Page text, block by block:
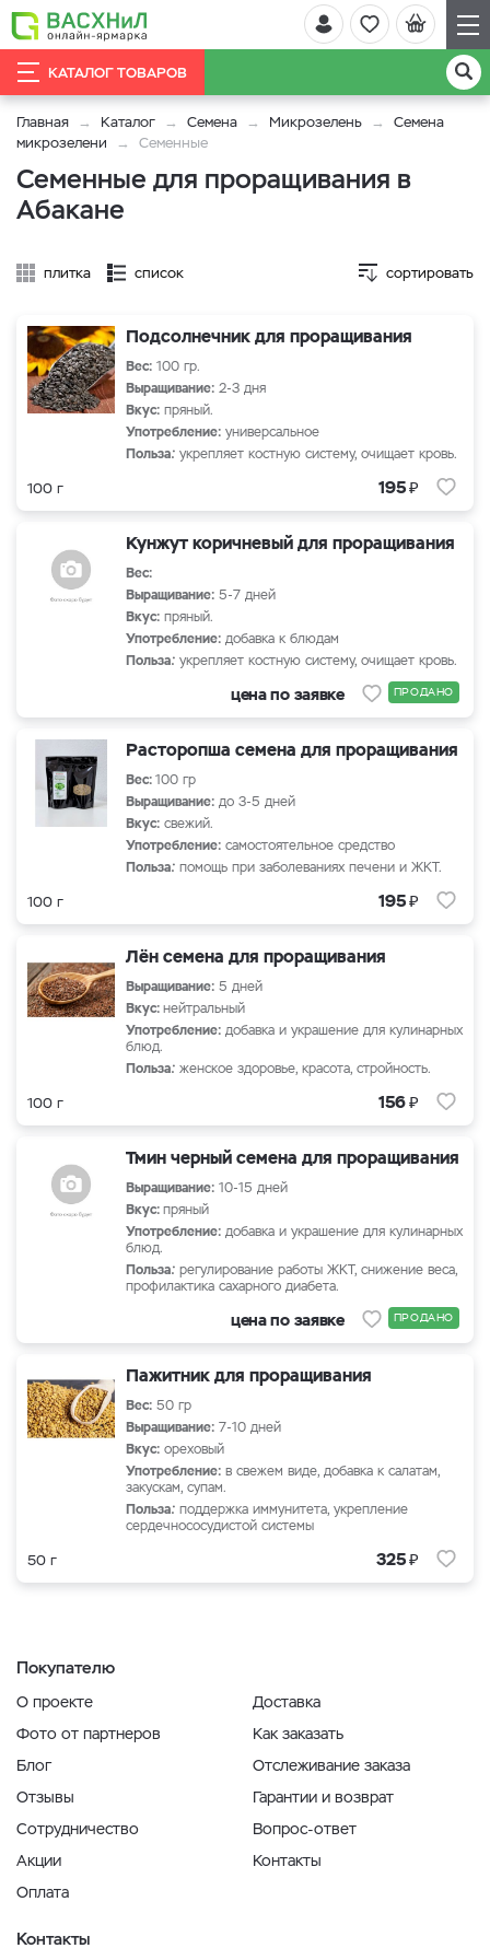
КАТАЛОГ ТОВАРОВ
Главная Каталог Семена Микрозелень
Семена
микрозелени
Семенные
Семенные для проращивания в
Абакане
плитка список сортировать
Подсолнечник для проращивания
Вес: 100 гр.
Выращивание: 2-3 дня
Вкус: пряный.
Употребление: универсальное
Польза: укрепляет костную систему, очищает кровь.
100 г 195₽
Кунжут коричневый для проращивания
Вес:
Выращивание: 5-7 дней
Вкус: пряный.
Употребление: добавка к блюдам
Польза: укрепляет костную систему, очищает кровь.
цена по заявке ПРОДАНО
Расторопша семена для проращивания
Вес:100 гр
Выращивание: до 3-5 дней
Вкус: свежий.
Употребление: самостоятельное средство
Польза: помощь при заболеваниях печени и ЖКТ.
100 г 195₽
Лён семена для проращивания
Выращивание: 5 дней
Вкус:нейтральный
Употребление: добавка и украшение для кулинарных
блюд.
Польза: женское здоровье, красота, стройность.
100 г 156₽
Тмин черный семена для проращивания
Выращивание: 10-15 дней
Вкус:пряный
Употребление: добавка и украшение для кулинарных
блюд.
Польза: регулирование работы ЖКТ, снижение веса,
профилактика сахарного диабета.
цена по заявке ПРОДАНО
Пажитник для проращивания
Вес: 50 гр
Выращивание: 7-10 дней
Вкус: ореховый
Употребление: в свежем виде, добавка к салатам,
закускам, супам.
Польза: поддержка иммунитета, укрепление
сердечнососудистой системы
50 г 325₽
Покупателю
О проекте
Фото от партнеров
Блог
Отзывы
Сотрудничество
Акции
Оплата
Доставка
Как заказать
Отслеживание заказа
Гарантии и возврат
Вопрос-ответ
Контакты
Контакты